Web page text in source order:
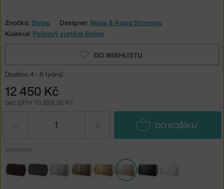
Značka: String Designer: Nisse & Kajsa Strinning
Kolekce: Policový systém String
DO WISHLISTU
Dodání: 4 - 6 týdnů
12 450 Kč
bez DPH: 10 289,26 Kč
DO KOŠÍKU
VARIANTA